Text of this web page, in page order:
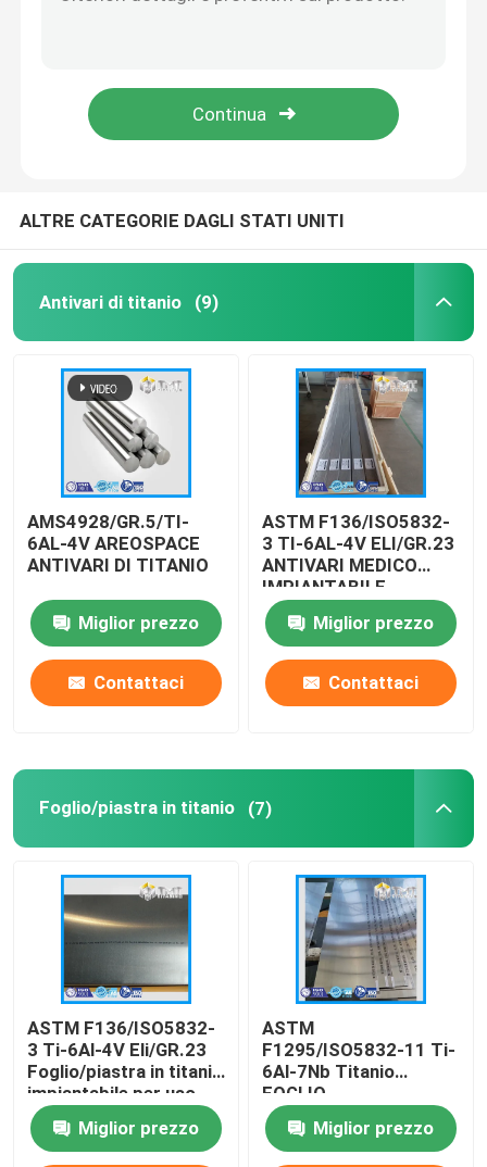
Cavo di titanio
Metropolitana/tubo di titanio
Attrezzatura in titanio
Lingotto di titanio
Polvere di titanio
Parti di macchine in titanio di TMT
Parti di macchine in titanio di TMT
Parti di macchine in titanio di TMT
ALTRE CATEGORIE DAGLI STATI UNITI
Antivari di titanio (9)
AMS4928/GR.5/TI-
6AL-4V AREOSPACE
ANTIVARI DI TITANIO
Miglior prezzo
Contattaci
ASTM F136/ISO5832-
3 TI-6AL-4V ELI/GR.23
ANTIVARI MEDICO
IMPIANTABILE
Miglior prezzo
Contattaci
Foglio/piastra in titanio (7)
ASTM F136/ISO5832-
3 Ti-6Al-4V Eli/GR.23
Foglio/piastra in titanio
impiantabile per uso
medico
Miglior prezzo
ASTM
F1295/ISO5832-11 Ti-
6Al-7Nb Titanio
FOGLIO
Miglior prezzo